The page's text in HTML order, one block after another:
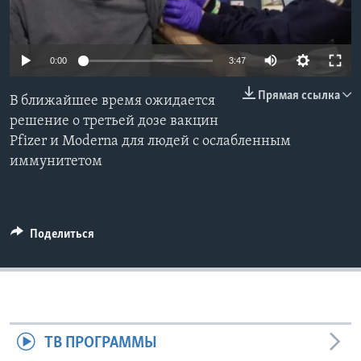
Learning English
Языки
0:00 3:47
Прямая ссылка
В ближайшее время ожидается
решение о третьей дозе вакцин
Pfizer и Moderna для людей с ослабленным
иммунитетом
Поделиться
ТВ ПРОГРАММЫ